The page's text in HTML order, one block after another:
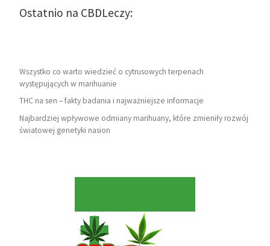
Ostatnio na CBDLeczy:
Wszystko co warto wiedzieć o cytrusowych terpenach
występujących w marihuanie
THC na sen – fakty badania i najważniejsze informacje
Najbardziej wpływowe odmiany marihuany, które zmieniły rozwój
światowej genetyki nasion